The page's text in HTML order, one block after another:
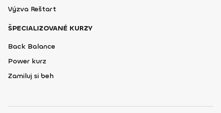
Výzva Reštart
ŠPECIALIZOVANÉ KURZY
Back Balance
Power kurz
Zamiluj si beh